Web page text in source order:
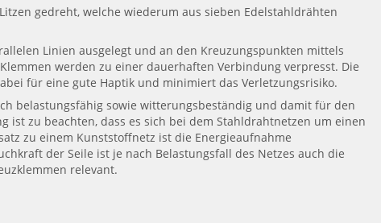
gedreht, welche wiederum aus sieben Edelstahldrähten
Linien ausgelegt und an den Kreuzungspunkten mittels
werden zu einer dauerhaften Verbindung verpresst. Die
für eine gute Haptik und minimiert das Verletzungsrisiko.
belastungsfähig sowie witterungsbeständig und damit für den
ist zu beachten, dass es sich bei dem Stahldrahtnetzen um einen
zu einem Kunststoffnetz ist die Energieaufnahme
der Seile ist je nach Belastungsfall des Netzes auch die
relevant.